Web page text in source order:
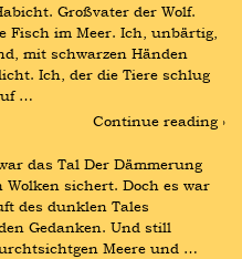
Großvater der Wolf.
Fisch im Meer. Ich, unbärtig,
mit schwarzen Händen
Ich, der die Tiere schlug
…
Continue reading ›
das Tal Der Dämmerung
sichert. Doch es war
des dunklen Tales
Gedanken. Und still
Meere und …